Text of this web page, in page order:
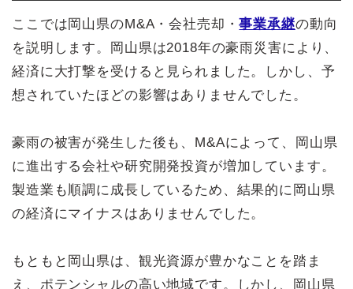
ここでは岡山県のM&A・会社売却・事業承継の動向
を説明します。岡山県は2018年の豪雨災害により、
経済に大打撃を受けると見られました。しかし、予
想されていたほどの影響はありませんでした。
豪雨の被害が発生した後も、M&Aによって、岡山県
に進出する会社や研究開発投資が増加しています。
製造業も順調に成長しているため、結果的に岡山県
の経済にマイナスはありませんでした。
もともと岡山県は、観光資源が豊かなことを踏ま
え、ポテンシャルの高い地域です。しかし、岡山県